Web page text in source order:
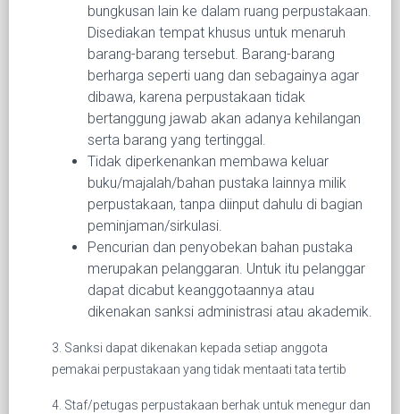
bungkusan lain ke dalam ruang perpustakaan.
Disediakan tempat khusus untuk menaruh
barang-barang tersebut. Barang-barang
berharga seperti uang dan sebagainya agar
dibawa, karena perpustakaan tidak
bertanggung jawab akan adanya kehilangan
serta barang yang tertinggal.
Tidak diperkenankan membawa keluar
buku/majalah/bahan pustaka lainnya milik
perpustakaan, tanpa diinput dahulu di bagian
peminjaman/sirkulasi.
Pencurian dan penyobekan bahan pustaka
merupakan pelanggaran. Untuk itu pelanggar
dapat dicabut keanggotaannya atau
dikenakan sanksi administrasi atau akademik.
3. Sanksi dapat dikenakan kepada setiap anggota
pemakai perpustakaan yang tidak mentaati tata tertib
4. Staf/petugas perpustakaan berhak untuk menegur dan